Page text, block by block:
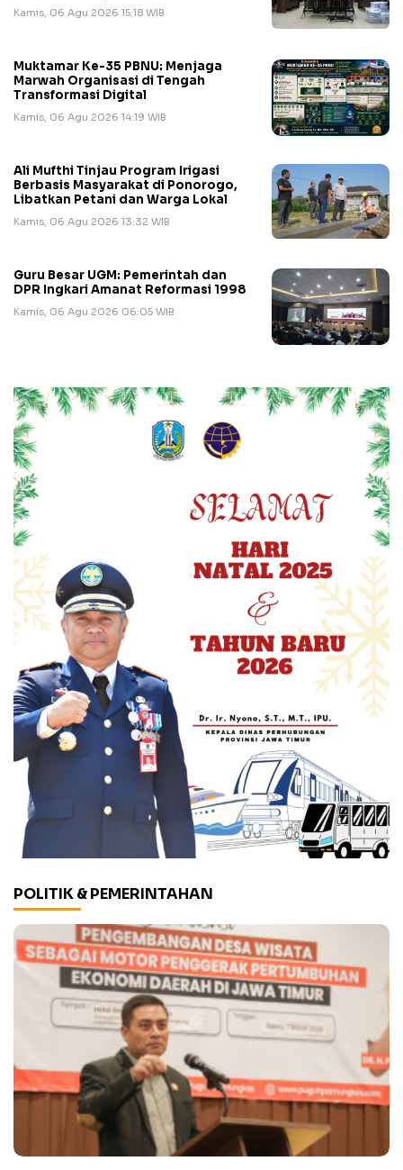
Kamis, 06 Agu 2026 15:18 WIB
Muktamar Ke-35 PBNU: Menjaga
Marwah Organisasi di Tengah
Transformasi Digital
Kamis, 06 Agu 2026 14:19 WIB
Ali Mufthi Tinjau Program Irigasi
Berbasis Masyarakat di Ponorogo,
Libatkan Petani dan Warga Lokal
Kamis, 06 Agu 2026 13:32 WIB
Guru Besar UGM: Pemerintah dan
DPR Ingkari Amanat Reformasi 1998
Kamis, 06 Agu 2026 06:05 WIB
POLITIK & PEMERINTAHAN